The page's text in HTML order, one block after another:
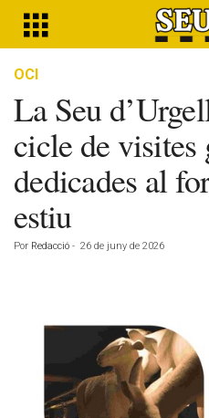
OCI
La Seu
cicle de visites
dedicades al
estiu
Por Redacció - 26 de juny de 2026